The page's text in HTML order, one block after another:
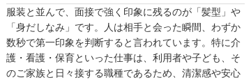
服装と並んで、面接で強く印象に残るのが「髪型」や
「身だしなみ」です。人は相手と会った瞬間、わずか
数秒で第一印象を判断すると言われています。特に介
護・看護・保育といった仕事は、利用者や子ども、そ
のご家族と日々接する職種であるため、清潔感や安心